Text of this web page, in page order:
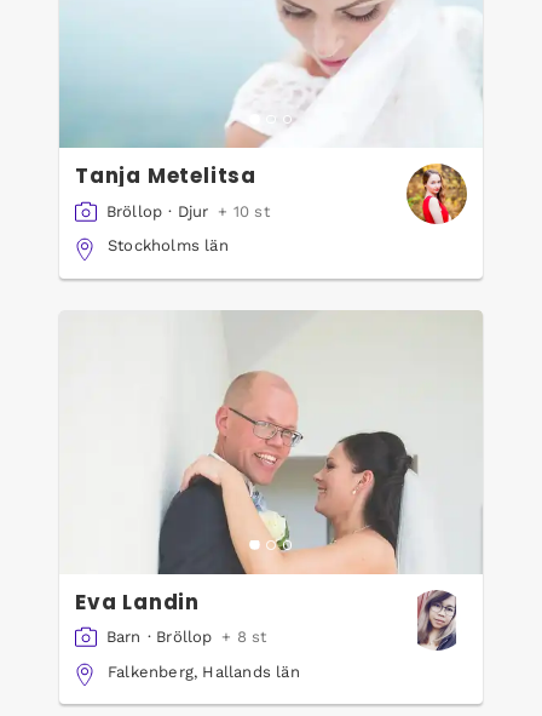
Tanja Metelitsa
Bröllop · Djur + 10 st
Stockholms län
Eva Landin
Barn · Bröllop + 8 st
Falkenberg, Hallands län